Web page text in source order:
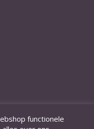
functionele